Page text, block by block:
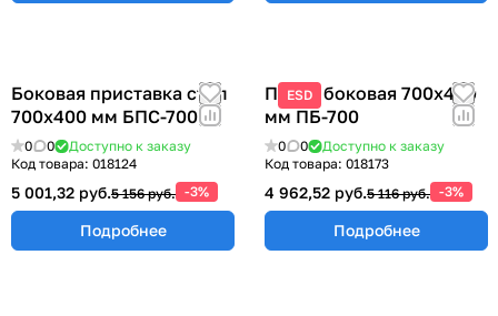
Боковая приставка стол
700х400 мм БПС-700
0 0
Доступно к заказу
Код товара: 018124
5 001,32 руб.5 156 руб. -3%
Подробнее
ESD
Полка боковая 700х400
мм ПБ-700
0 0
Доступно к заказу
Код товара: 018173
4 962,52 руб.5 116 руб. -3%
Подробнее